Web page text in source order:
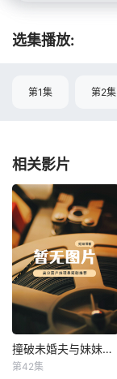
选集播放:
第1集 第2集
相关影片
撞破未婚夫与妹妹打野战 撞破未婚夫与妹妹打野战
第42集